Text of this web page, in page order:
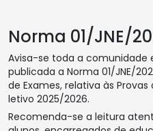
Norma 01/JNE/
Avisa-se toda a comunidade
publicada a Norma 01/JNE/
de Exames, relativa às
letivo 2025/2026.
Recomenda-se a leitura